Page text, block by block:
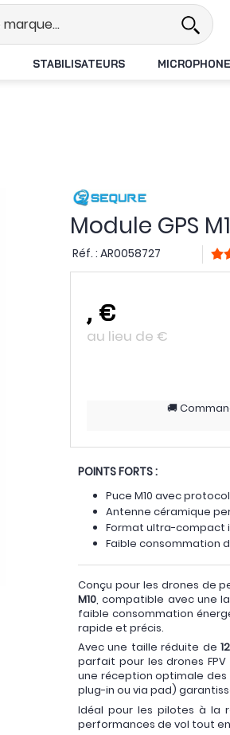
STABILISATEURS
Module GPS
Réf. : AR0058727
, €
au lieu de €
POINTS FORTS :
Puce M10 avec
Antenne céramique
Format ultra-compact
Faible consommation
Conçu pour les drones de
M10 , compatible avec une
faible consommation
rapide et précis.
Avec une taille réduite de
parfait pour les drones
une réception optimale
plug-in ou via pad)
Idéal pour les pilotes à la
performances de vol tout